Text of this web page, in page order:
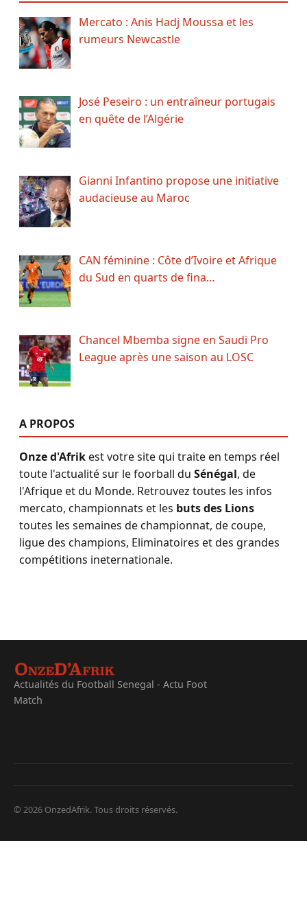
Mercato : Anis Hadj Moussa et les
rumeurs Newcastle
José Peseiro : un entraîneur portugais
en quête de l’Algérie
Gianni Infantino propose une initiative
audacieuse au Maroc
CAN féminine : Côte d’Ivoire et Afrique
du Sud en quarts de fina…
Chancel Mbemba signe en Saudi Pro
League après une saison au LOSC
A PROPOS
Onze d'Afrikest votre site qui traite en temps réel
toute l'actualité sur le foorball du Sénégal, de
l'Afrique et du Monde. Retrouvez toutes les infos
mercato, championnats et les buts des Lions
toutes les semaines de championnat, de coupe,
ligue des champions, Eliminatoires et des grandes
compétitions ineternationale.
Actualités du Football Senegal - Actu Foot
Match
© 2026 OnzedAfrik. Tous droits réservés.